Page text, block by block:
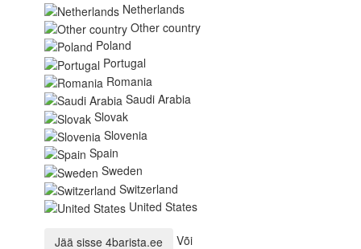
Netherlands
Other country
Poland
Portugal
Romania
Saudi Arabia
Slovak
Slovenia
Spain
Sweden
Switzerland
United States
Jää sisse 4barista.ee
Või